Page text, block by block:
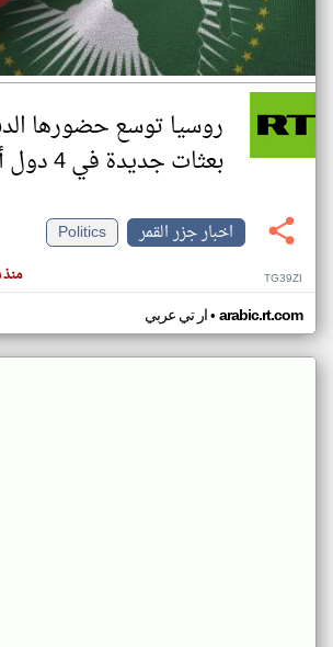
روسيا توسع حضورها
بعثات جديدة في 4 دول أفريقية
اخبار جزر القمر
Politics
TG39ZI
ار تي عربي• arabic.rt.com